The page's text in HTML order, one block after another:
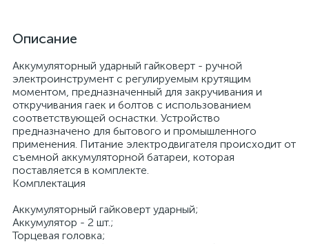
Описание
Аккумуляторный ударный гайковерт - ручной
электроинструмент с регулируемым крутящим
моментом, предназначенный для закручивания и
откручивания гаек и болтов с использованием
соответствующей оснастки. Устройство
предназначено для бытового и промышленного
применения. Питание электродвигателя происходит от
съемной аккумуляторной батареи, которая
поставляется в комплекте.
Комплектация
Аккумуляторный гайковерт ударный;
Аккумулятор - 2 шт.;
Торцевая головка;